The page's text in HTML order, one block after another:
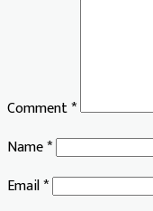
Comment*
Name*
Email*